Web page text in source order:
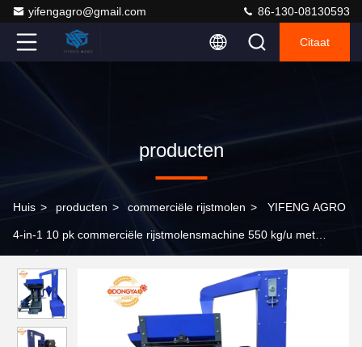
yifengagro@gmail.com 86-130-08130593
Citaat
producten
Huis > producten > commerciële rijstmolen > YIFENG AGRO
4-in-1 10 pk commerciële rijstmolensmachine 550 kg/u met